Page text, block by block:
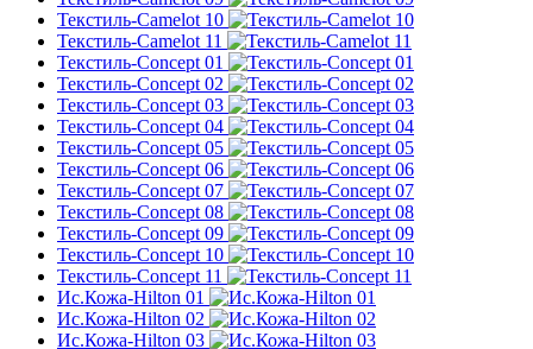
Текстиль-Camelot 10
Текстиль-Camelot 11
Текстиль-Concept 01
Текстиль-Concept 02
Текстиль-Concept 03
Текстиль-Concept 04
Текстиль-Concept 05
Текстиль-Concept 06
Текстиль-Concept 07
Текстиль-Concept 08
Текстиль-Concept 09
Текстиль-Concept 10
Текстиль-Concept 11
Ис.Кожа-Hilton 01
Ис.Кожа-Hilton 02
Ис.Кожа-Hilton 03